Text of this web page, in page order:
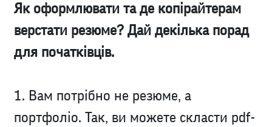
Як оформлювати та де копірайтерам
верстати резюме? Дай декілька порад
для початківців.
1. Вам потрібно не резюме, а
портфоліо. Так, ви можете скласти pdf-